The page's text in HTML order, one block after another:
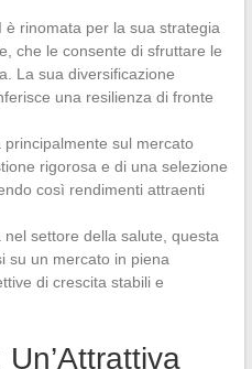
è rinomata per la sua strategia
che le consente di sfruttare le
La sua diversificazione
una resilienza di fronte
principalmente sul mercato
rigorosa e di una selezione
così rendimenti attraenti
nel settore della salute, questa
su un mercato in piena
di crescita stabili e